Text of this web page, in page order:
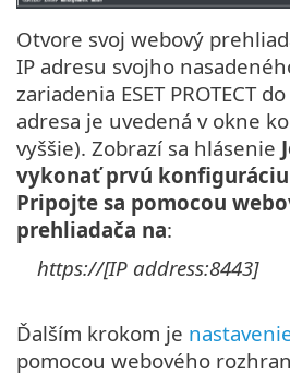
Otvore svoj webový
IP adresu svojho
zariadenia ESET PROTECT
adresa je uvedená v okne
vyššie). Zobrazí sa hlásenie
vykonať prvú
Pripojte sa pomocou
prehliadača na:
https://[IP address:8443]
Ďalším krokom je
pomocou webového